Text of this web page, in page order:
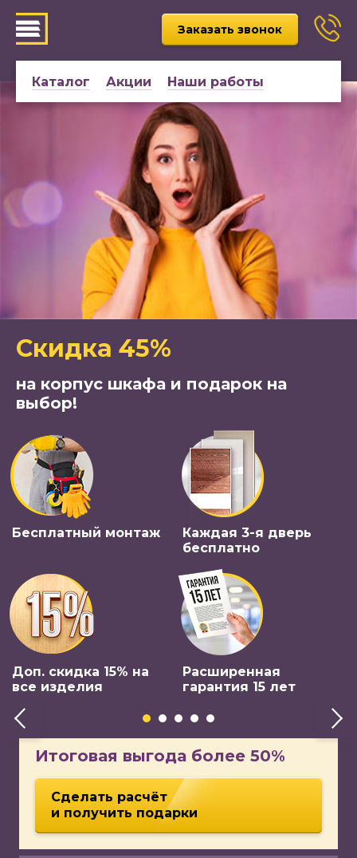
Заказать звонок
Каталог Акции Наши работы
Скидка 45%
на корпус шкафа и подарок на
выбор!
Бесплатный монтаж
Каждая 3-я дверь
бесплатно
Доп. скидка 15% на
все изделия
Расширенная
гарантия 15 лет
Итоговая выгода более 50%
Сделать расчёт
и получить подарки